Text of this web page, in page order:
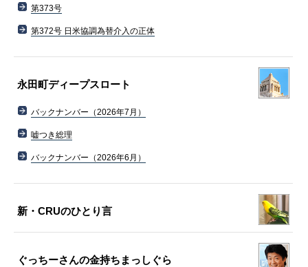
第373号
第372号 日米協調為替介入の正体
永田町ディープスロート
バックナンバー（2026年7月）
嘘つき総理
バックナンバー（2026年6月）
新・CRUのひとり言
ぐっちーさんの金持ちまっしぐら